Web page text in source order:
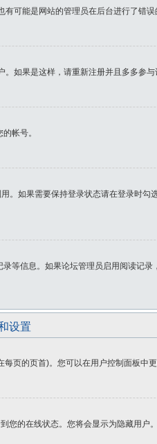
可能是网站的管理员在后台进行了错误
如果是这样，请重新注册并且多多参与
帐号。
。如果需要保持登录状态请在登录时勾
等信息。如果论坛管理员启用阅读记
设置
页的页首)。您可以在用户控制面板中更
您的在线状态。您将会显示为隐藏用户。